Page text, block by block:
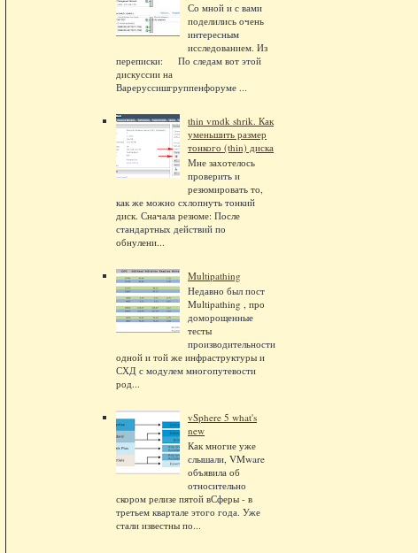
Со мной и с вами
поделились очень
интересным
исследованием. Из
переписки: По следам вот этой
дискуссии на
Вареруссишгруппенфоруме ...
thin vmdk shrik. Как
уменьшить размер
тонкого (thin) диска
Мне захотелось
проверить и
резюмировать то,
как же можно схлопнуть тонкий
диск. Сначала резюме: После
стандартных действий по
обнулени...
Multipathing
Недавно был пост
Multipathing , про
доморощенные
тесты
производительности
одной и той же инфраструктуры и
СХД с модулем многопутевости
род...
vSphere 5 what's
new
Как многие уже
слышали, VMware
объявила об
относительно
скором релизе пятой вСферы - в
третьем квартале этого года. Уже
стали известны по...